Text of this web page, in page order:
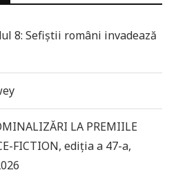
8: Sefiștii români invadează
LA PREMIILE
FICTION, ediția a 47-a,